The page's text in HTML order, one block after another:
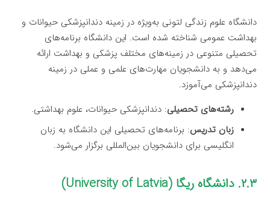
دانشگاه علوم زندگی لتونی به‌ویژه در زمینه دندانپزشکی حیوانات و
بهداشت عمومی شناخته شده است. این دانشگاه برنامه‌های
تحصیلی متنوعی در زمینه‌های مختلف پزشکی و بهداشت ارائه
می‌دهد و به دانشجویان مهارت‌های علمی و عملی در زمینه
دندانپزشکی می‌آموزد.
رشته‌های تحصیلی: دندانپزشکی حیوانات، علوم بهداشتی.
زبان تدریس: برنامه‌های تحصیلی این دانشگاه به زبان
انگلیسی برای دانشجویان بین‌المللی برگزار می‌شود.
۲.۳. دانشگاه ریگا (University of Latvia)